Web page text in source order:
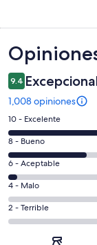
Opiniones
9.4
1,008 opiniones
Puntuación
de
10,
es
decir,
Excelente.
Basada
en
10 - Excelente
Puntuación
de
8,
es
decir,
Bueno.
8 - Bueno
Puntuación
de
6,
es
decir,
Aceptable.
6 - Aceptable
Puntuación
de
4,
4 - Malo
Puntuación
de
2 - Terrible